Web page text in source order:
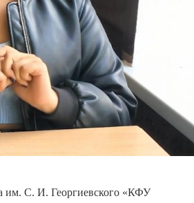
им. С. И. Георгиевского «КФУ